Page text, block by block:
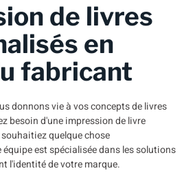
de livres
en
fabricant
donnons vie à vos concepts de livres
besoin d'une impression de livre
quelque chose
est spécialisée dans les solutions
l'identité de votre marque.